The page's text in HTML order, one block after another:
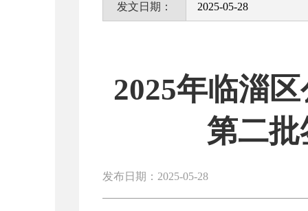
发文日期： 2025-05-28
2025年临淄
第二
发布日期：2025-05-28